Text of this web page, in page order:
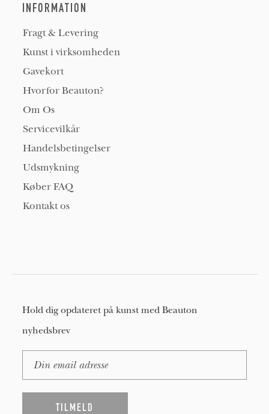
INFORMATION
Fragt & Levering
Kunst i virksomheden
Gavekort
Hvorfor Beauton?
Om Os
Servicevilkår
Handelsbetingelser
Udsmykning
Køber FAQ
Kontakt os
Hold dig opdateret på kunst med Beauton
nyhedsbrev